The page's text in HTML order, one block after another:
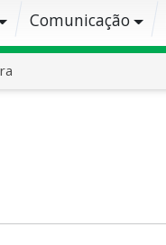
Comunicação